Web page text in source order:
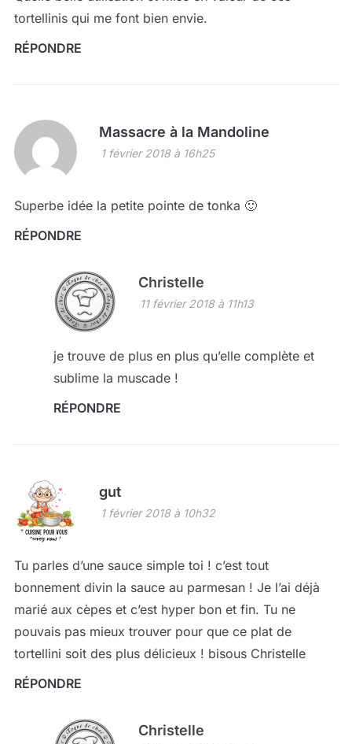
tortellinis qui me font bien envie.
RÉPONDRE
Massacre à la Mandoline
1 février 2018 à 16h25
Superbe idée la petite pointe de tonka 🙂
RÉPONDRE
Christelle
11 février 2018 à 11h13
je trouve de plus en plus qu’elle complète et
sublime la muscade !
RÉPONDRE
gut
1 février 2018 à 10h32
Tu parles d’une sauce simple toi ! c’est tout
bonnement divin la sauce au parmesan ! Je l’ai déjà
marié aux cèpes et c’est hyper bon et fin. Tu ne
pouvais pas mieux trouver pour que ce plat de
tortellini soit des plus délicieux ! bisous Christelle
RÉPONDRE
Christelle